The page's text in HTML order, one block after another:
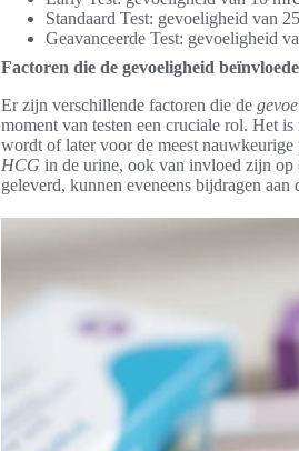
Standaard Test: gevoeligheid van
Geavanceerde Test: gevoeligheid
Factoren die de gevoeligheid
Er zijn verschillende factoren die de
moment van testen een cruciale rol. Het
wordt of later voor de meest
HCG in de urine, ook van invloed zijn op
geleverd, kunnen eveneens bijdragen